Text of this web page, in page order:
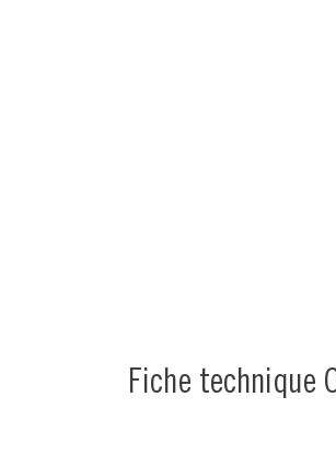
Fiche technique